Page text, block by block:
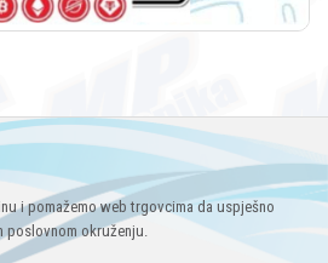
i pomažemo web trgovcima da uspješno
okruženju.